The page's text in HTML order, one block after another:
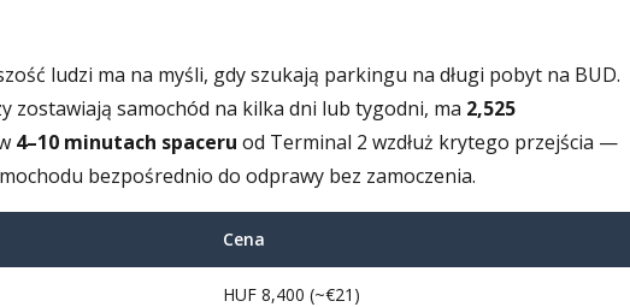
ludzi ma na myśli, gdy szukają parkingu na długi pobyt na BUD.
zostawiają samochód na kilka dni lub tygodni, ma 2,525
4–10 minutach spaceru od Terminal 2 wzdłuż krytego przejścia —
bezpośrednio do odprawy bez zamoczenia.
Cena
HUF 8,400 (~€21)